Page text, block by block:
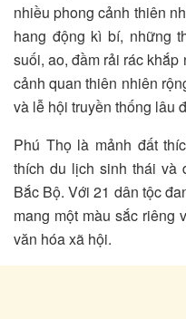
nhiều phong cảnh thiên
hang động kì bí, những
suối, ao, đầm rải rác
cảnh quan thiên nhiên
và lễ hội truyền thống lâu
Phú Thọ là mảnh đất
thích du lịch sinh thái và
Bắc Bộ. Với 21 dân tộc
mang một màu sắc riêng
văn hóa xã hội.